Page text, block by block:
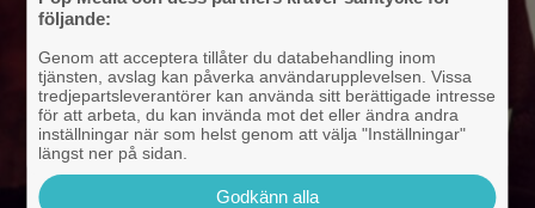
följande:
Genom att acceptera tillåter du databehandling inom
tjänsten, avslag kan påverka användarupplevelsen. Vissa
tredjepartsleverantörer kan använda sitt berättigade intresse
för att arbeta, du kan invända mot det eller ändra andra
inställningar när som helst genom att välja "Inställningar"
längst ner på sidan.
Godkänn alla